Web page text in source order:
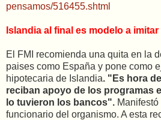
pensamos/516455.shtml
Islandia al final es modelo a
El FMI recomienda una quita en la
paises como España y pone como
hipotecaria de Islandia. "Es hora
reciban apoyo de los programas
lo tuvieron los bancos".
funcionario del organismo. A esta